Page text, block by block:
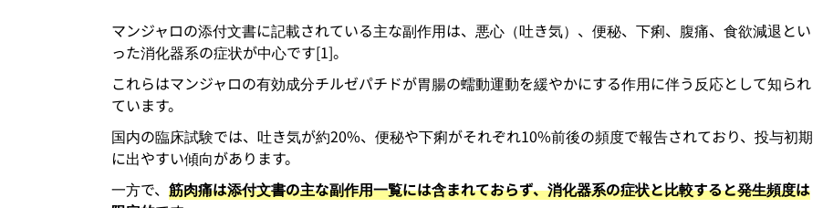
マンジャロの添付文書に記載されている主な副作用は、悪心（吐き気）、便秘、下痢、腹痛、食欲減退とい
った消化器系の症状が中心です[1]。
これらはマンジャロの有効成分チルゼパチドが胃腸の蠕動運動を緩やかにする作用に伴う反応として知られ
ています。
国内の臨床試験では、吐き気が約20%、便秘や下痢がそれぞれ10%前後の頻度で報告されており、投与初期
に出やすい傾向があります。
一方で、 筋肉痛は添付文書の主な副作用一覧には含まれておらず、消化器系の症状と比較すると発生頻度は